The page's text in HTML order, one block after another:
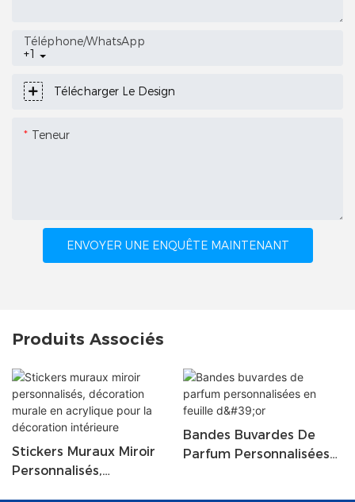
+1
Téléphone/WhatsApp
Télécharger Le Design
Teneur
ENVOYER UNE ENQUÊTE MAINTENANT
Produits Associés
Stickers Muraux Miroir
Personnalisés,
Bandes Buvardes De
Parfum Personnalisées